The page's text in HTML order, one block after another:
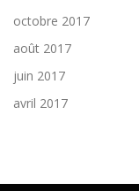
octobre 2017
août 2017
juin 2017
avril 2017